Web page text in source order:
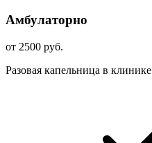
Амбулаторно
от 2500 руб.
Разовая капельница в клинике